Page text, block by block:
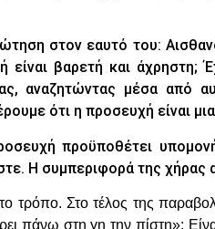
στον εαυτό του:
βαρετή και
αναζητώντας μέσα από
ότι η προσευχή είναι
προϋποθέτει
Η συμπεριφορά της χήρας
τρόπο. Στο τέλος της
πάνω στη γη την πίστη»;